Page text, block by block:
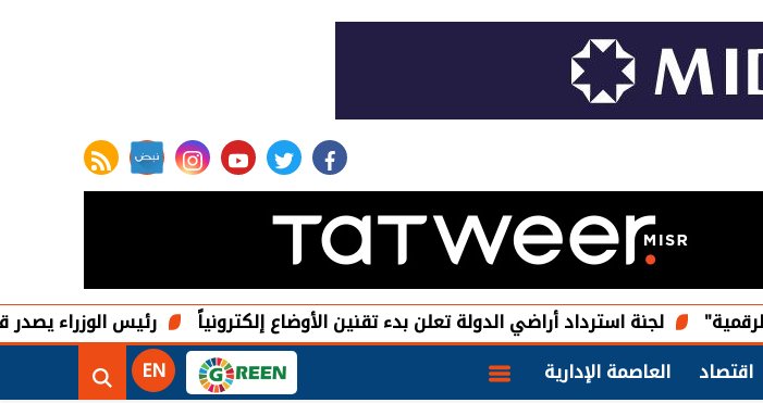
facebook
twitter
youtube
instagram
rss feed
رئيس الوزراء يصدر قرارًا لجنة استرداد أراضي الدولة تعلن بدء تقنين الأوضاع إلكترونياً
اقتصاد العاصمة الإدارية EN